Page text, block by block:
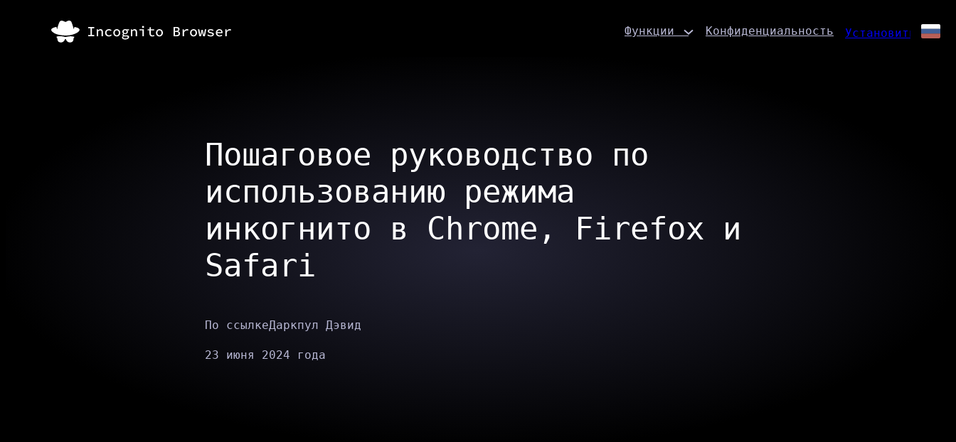
Функции Конфиденциальность Установить
Пошаговое руководство по
использованию режима
инкогнито в Chrome, Firefox и
Safari
По ссылкеДаркпул Дэвид
23 июня 2024 года